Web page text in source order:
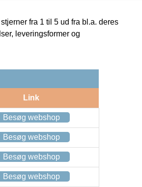
fra 1 til 5 ud fra bl.a. deres
leveringsformer og
Link
Besøg webshop
Besøg webshop
Besøg webshop
Besøg webshop